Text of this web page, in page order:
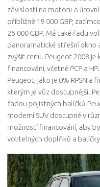
závislosti na motoru a
přibližně 19 000 GBP,
26 000 GBP. Má také řadu
panoramatické střešní okno
zvýšit cenu. Peugeot 2008
financování, včetně PCP a
Peugeot, jako je 0% RPSN a
kterým je vůz dostupnější.
řadou pojistných balíčků
moderní SUV dostupné v
možností financování, aby
volitelných doplňků a